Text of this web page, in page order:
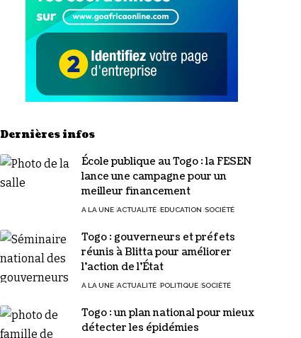
Dernières infos
École publique au Togo : la FESEN
lance une campagne pour un
meilleur financement
A LA UNE ACTUALITÉ EDUCATION SOCIÉTÉ
Togo : gouverneurs et préfets
réunis à Blitta pour améliorer
l’action de l’État
A LA UNE ACTUALITÉ POLITIQUE SOCIÉTÉ
Togo : un plan national pour mieux
détecter les épidémies